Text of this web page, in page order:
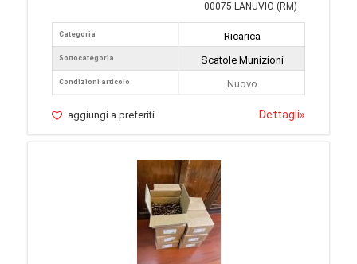
00075 LANUVIO (RM)
Categoria
Sottocategoria
Condizioni articolo
Ricarica
Scatole Munizioni
Nuovo
aggiungi a preferiti Dettagli»